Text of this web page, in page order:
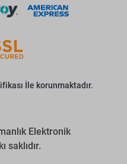
İle korunmaktadır.
Elektronik
saklıdır.